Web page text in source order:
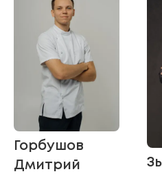
Горбушов
Дмитрий